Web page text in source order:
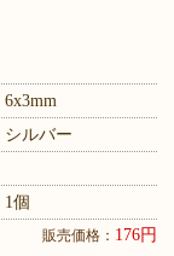
6x3mm
シルバー
1個
販売価格： 176円